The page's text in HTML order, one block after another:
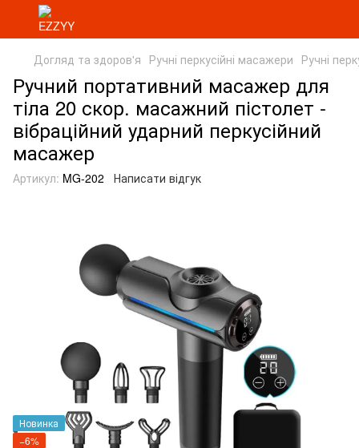
Догляд та здоров'я Ручні перкусійні масажери Ручні
Ручний портативний масажер для
тіла 20 скор. масажний пістолет -
вібраційний ударний перкусійний
масажер
Артикул: MG-202 Написати відгук
Новинка
−6%